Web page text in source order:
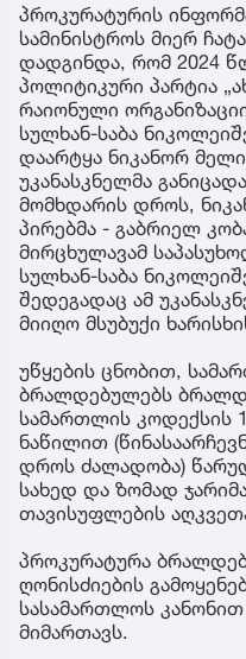
პროკურატურის
სამინისტროს მიერ
დადგინდა, რომ 2024
პოლიტიკური პარტია
რაიონული
სულხან-საბა
დაარტყა ნიკანორ
უკანასკნელმა
მომხდარის დროს,
პირებმა - გაბრიელ
მირცხულავამ
სულხან-საბა
შედეგადაც ამ
მიიღო მსუბუქი
უწყების ცნობით,
ბრალდებულებს
სამართლის კოდექსის
ნაწილით
დროს ძალადობა)
სახედ და ზომად
თავისუფლების
პროკურატურა
ღონისძიების
სასამართლოს
მიმართავს.